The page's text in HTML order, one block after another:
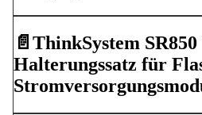
📄️ ThinkSystem SR850
Halterungssatz für